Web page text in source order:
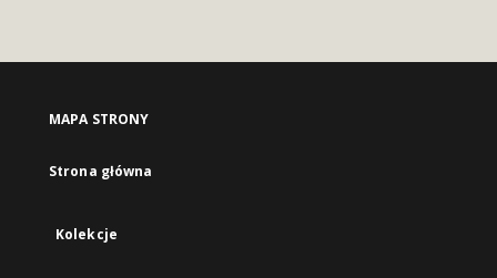
MAPA STRONY
Strona główna
Kolekcje